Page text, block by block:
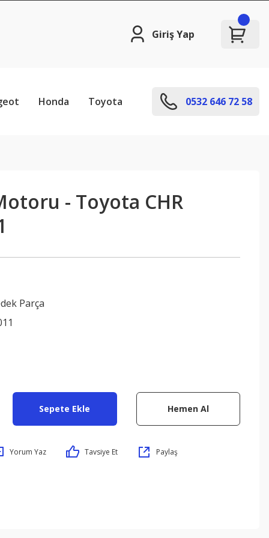
Giriş Yap
Honda Toyota 0532 646 72 58
- Toyota CHR
Parça
Sepete Ekle Hemen Al
Yorum Yaz Tavsiye Et Paylaş